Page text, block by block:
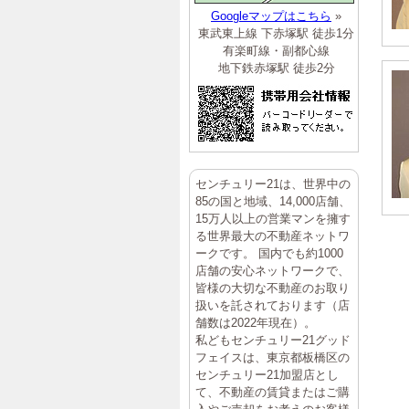
Googleマップはこちら »
東武東上線 下赤塚駅 徒歩1分
有楽町線・副都心線
地下鉄赤塚駅 徒歩2分
センチュリー21は、世界中の
85の国と地域、14,000店舗、
15万人以上の営業マンを擁す
る世界最大の不動産ネットワ
ークです。 国内でも約1000
店舗の安心ネットワークで、
皆様の大切な不動産のお取り
扱いを託されております（店
舗数は2022年現在）。
私どもセンチュリー21グッド
フェイスは、東京都板橋区の
センチュリー21加盟店とし
て、不動産の賃貸またはご購